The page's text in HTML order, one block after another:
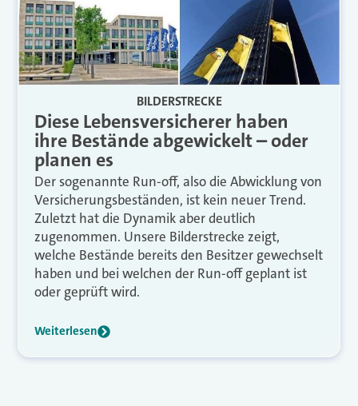
BILDERSTRECKE
Diese Lebensversicherer haben
ihre Bestände abgewickelt – oder
planen es
Der sogenannte Run-off, also die Abwicklung von
Versicherungsbeständen, ist kein neuer Trend.
Zuletzt hat die Dynamik aber deutlich
zugenommen. Unsere Bilderstrecke zeigt,
welche Bestände bereits den Besitzer gewechselt
haben und bei welchen der Run-off geplant ist
oder geprüft wird.
Weiterlesen